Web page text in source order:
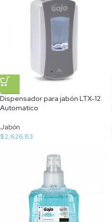
Dispensador para jabón LTX-12
Automatico
Jabón
$2,626.83